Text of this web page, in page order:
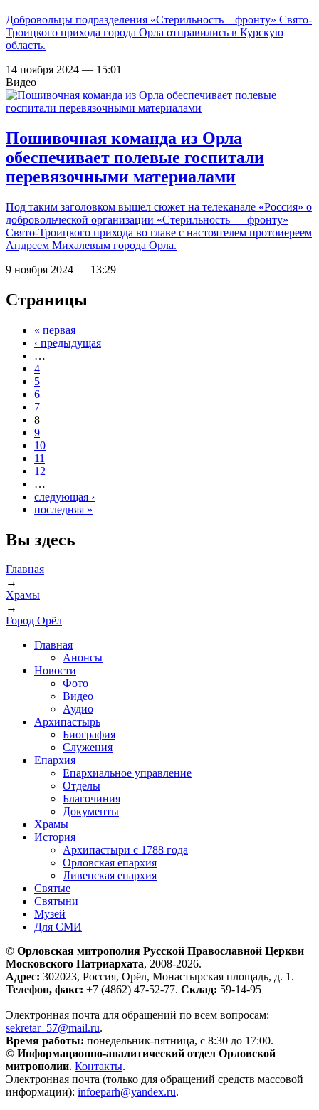
Добровольцы подразделения «Стерильность – фронту» Свято-
Троицкого прихода города Орла отправились в Курскую
область.
14 ноября 2024 — 15:01
Видео
Пошивочная команда из Орла
обеспечивает полевые госпитали
перевязочными материалами
Под таким заголовком вышел сюжет на телеканале «Россия» о
добровольческой организации «Стерильность — фронту»
Свято-Троицкого прихода во главе с настоятелем протоиереем
Андреем Михалевым города Орла.
9 ноября 2024 — 13:29
Страницы
« первая
‹ предыдущая
…
4
5
6
7
8
9
10
11
12
…
следующая ›
последняя »
Вы здесь
Главная
→
Храмы
→
Город Орёл
Главная
Анонсы
Новости
Фото
Видео
Аудио
Архипастырь
Биография
Служения
Епархия
Епархиальное управление
Отделы
Благочиния
Документы
Храмы
История
Архипастыри с 1788 года
Орловская епархия
Ливенская епархия
Святые
Святыни
Музей
Для СМИ
© Орловская митрополия Русской Православной Церкви
Московского Патриархата, 2008-2026.
Адрес: 302023, Россия, Орёл, Монастырская площадь, д. 1.
Телефон, факс: +7 (4862) 47-52-77. Склад: 59-14-95
Электронная почта для обращений по всем вопросам:
sekretar_57@mail.ru.
Время работы: понедельник-пятница, с 8:30 до 17:00.
© Информационно-аналитический отдел Орловской
митрополии. Контакты.
Электронная почта (только для обращений средств массовой
информации): infoeparh@yandex.ru.